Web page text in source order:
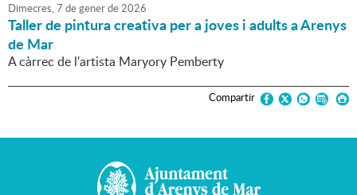
Dimecres,7 degenerde2026
Taller de pintura creativa per a joves i adults a Arenys
de Mar
A càrrec de l'artista Maryory Pemberty
Compartir